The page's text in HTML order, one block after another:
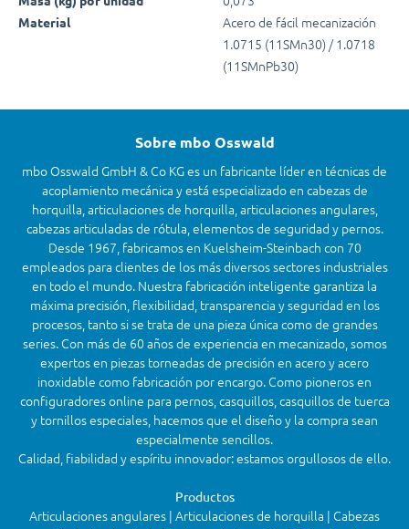
Material
Acero de fácil mecanización
1.0715 (11SMn30) / 1.0718
(11SMnPb30)
Sobre mbo Osswald
mbo Osswald GmbH & Co KG es un fabricante líder en técnicas de
acoplamiento mecánica y está especializado en cabezas de
horquilla, articulaciones de horquilla, articulaciones angulares,
cabezas articuladas de rótula, elementos de seguridad y pernos.
Desde 1967, fabricamos en Kuelsheim-Steinbach con 70
empleados para clientes de los más diversos sectores industriales
en todo el mundo. Nuestra fabricación inteligente garantiza la
máxima precisión, flexibilidad, transparencia y seguridad en los
procesos, tanto si se trata de una pieza única como de grandes
series. Con más de 60 años de experiencia en mecanizado, somos
expertos en piezas torneadas de precisión en acero y acero
inoxidable como fabricación por encargo. Como pioneros en
configuradores online para pernos, casquillos, casquillos de tuerca
y tornillos especiales, hacemos que el diseño y la compra sean
especialmente sencillos.
Calidad, fiabilidad y espíritu innovador: estamos orgullosos de ello.
Productos
Articulaciones angulares | Articulaciones de horquilla | Cabezas